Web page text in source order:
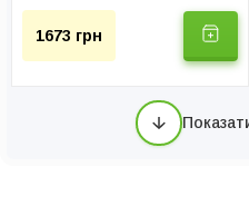
1673 грн